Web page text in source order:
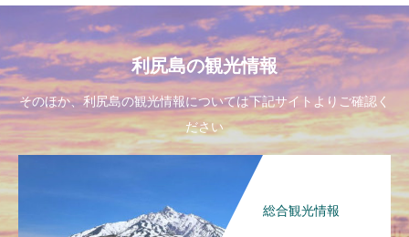
利尻島の観光情報
そのほか、利尻島の観光情報については下記サイトよりご確認く
ださい
総合観光情報